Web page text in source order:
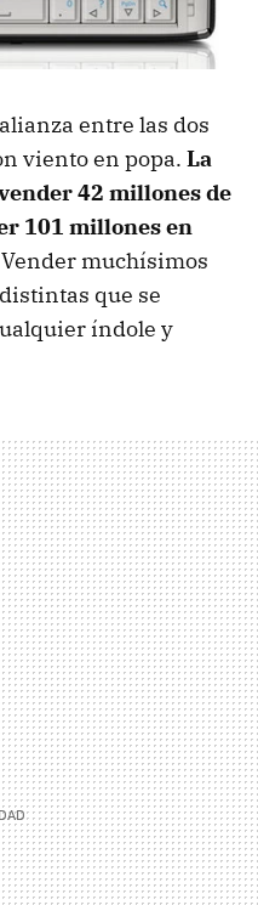
entre las dos
viento en popa. La
42 millones de
101 millones en
muchísimos
que se
índole y